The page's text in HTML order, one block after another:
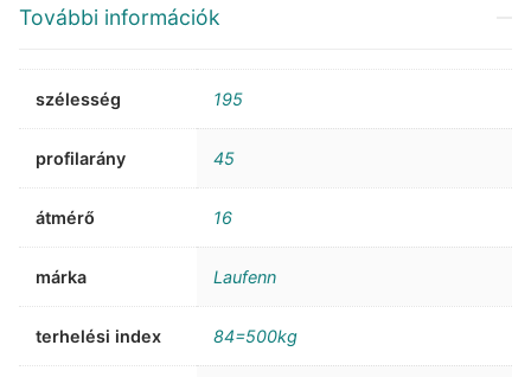
További információk
szélesség 195
profilarány 45
átmérő 16
márka Laufenn
terhelési index 84=500kg